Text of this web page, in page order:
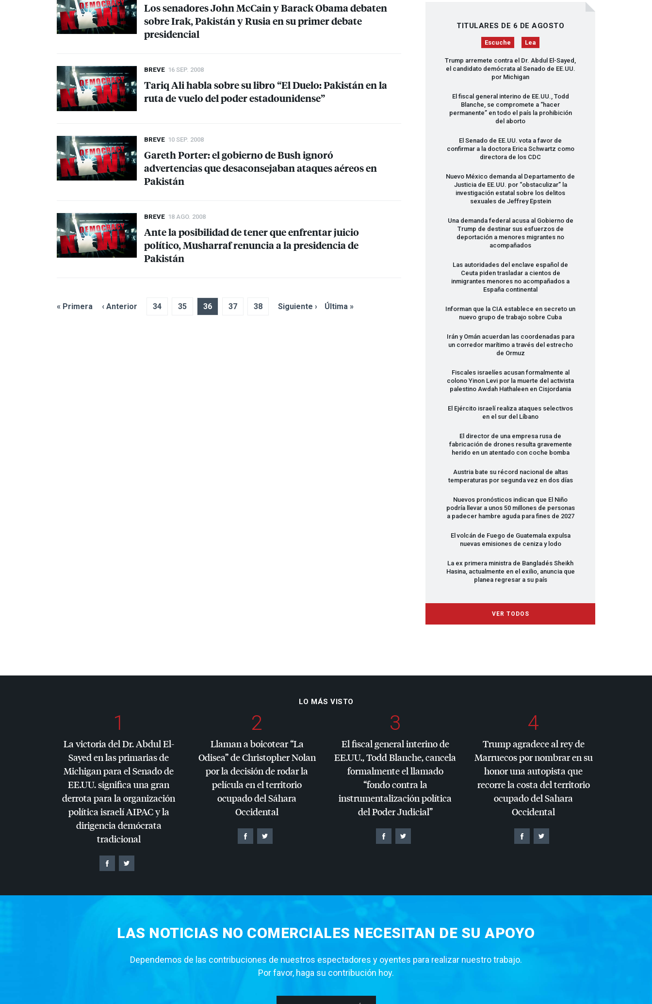
Los senadores John McCain y Barack Obama debaten
sobre Irak, Pakistán y Rusia en su primer debate
presidencial
BREVE 16 SEP. 2008
Tariq Ali habla sobre su libro “El Duelo: Pakistán en la
ruta de vuelo del poder estadounidense”
BREVE 10 SEP. 2008
Gareth Porter: el gobierno de Bush ignoró
advertencias que desaconsejaban ataques aéreos en
Pakistán
BREVE 18 AGO. 2008
Ante la posibilidad de tener que enfrentar juicio
político, Musharraf renuncia a la presidencia de
Pakistán
« Primera ‹ Anterior 34 35 36 37 38 Siguiente › Última »
TITULARES DE 6 DE AGOSTO
Escuche Lea
Trump arremete contra el Dr. Abdul El-Sayed,
el candidato demócrata al Senado de EE.UU.
por Michigan
El fiscal general interino de EE.UU., Todd
Blanche, se compromete a “hacer
permanente” en todo el país la prohibición
del aborto
El Senado de EE.UU. vota a favor de
confirmar a la doctora Erica Schwartz como
directora de los CDC
Nuevo México demanda al Departamento de
Justicia de EE.UU. por “obstaculizar” la
investigación estatal sobre los delitos
sexuales de Jeffrey Epstein
Una demanda federal acusa al Gobierno de
Trump de destinar sus esfuerzos de
deportación a menores migrantes no
acompañados
Las autoridades del enclave español de
Ceuta piden trasladar a cientos de
inmigrantes menores no acompañados a
España continental
Informan que la CIA establece en secreto un
nuevo grupo de trabajo sobre Cuba
Irán y Omán acuerdan las coordenadas para
un corredor marítimo a través del estrecho
de Ormuz
Fiscales israelíes acusan formalmente al
colono Yinon Levi por la muerte del activista
palestino Awdah Hathaleen en Cisjordania
El Ejército israelí realiza ataques selectivos
en el sur del Líbano
El director de una empresa rusa de
fabricación de drones resulta gravemente
herido en un atentado con coche bomba
Austria bate su récord nacional de altas
temperaturas por segunda vez en dos días
Nuevos pronósticos indican que El Niño
podría llevar a unos 50 millones de personas
a padecer hambre aguda para fines de 2027
El volcán de Fuego de Guatemala expulsa
nuevas emisiones de ceniza y lodo
La ex primera ministra de Bangladés Sheikh
Hasina, actualmente en el exilio, anuncia que
planea regresar a su país
VER TODOS
LO MÁS VISTO
1
La victoria del Dr. Abdul El-
Sayed en las primarias de
Michigan para el Senado de
EE.UU. significa una gran
derrota para la organización
política israelíAIPACy la
dirigencia demócrata
tradicional
2
Llaman a boicotear “La
Odisea” de Christopher Nolan
por la decisión de rodar la
película en el territorio
ocupado del Sáhara
Occidental
3
El fiscal general interino de
EE.UU., Todd Blanche, cancela
formalmente el llamado
“fondo contra la
instrumentalización política
del Poder Judicial”
4
Trump agradece al rey de
Marruecos por nombrar en su
honor una autopista que
recorre la costa del territorio
ocupado del Sahara
Occidental
LAS NOTICIAS NO COMERCIALES NECESITAN DE SU APOYO
Dependemos de las contribuciones de nuestros espectadores y oyentes para realizar nuestro trabajo.
Por favor, haga su contribución hoy.